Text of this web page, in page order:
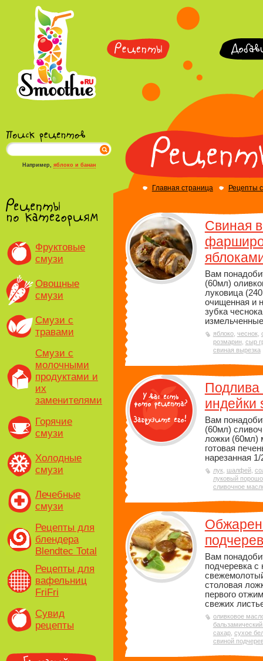
Например, яблоко и банан
Фруктовые
смузи
Овощные
смузи
Смузи с
травами
Смузи с
молочными
продуктами и
их
заменителями
Горячие
смузи
Холодные
смузи
Лечебные
смузи
Рецепты для
блендера
Blendtec Total
Рецепты для
вафельниц
FriFri
Сувид
рецепты
Главная страница Рецепты
Свиная
Вам
(60мл)
луковица
очищенная и
зубка
яблоко, чеснок,
розмарин, сыр
свиная вырезка
Подлива
индейки
Вам
(60мл)
ложки (60мл)
готовая
нарезанная
лук, шалфей,
луковый
сливочное
Вам
подчеревка с
столовая
первого
свежих
оливковое
сахар, сухое
свиной